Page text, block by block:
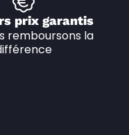
prix garantis
remboursons la